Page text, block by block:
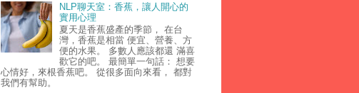
NLP聊天室：香蕉，讓人開心的
實用心理
夏天是香蕉盛產的季節， 在台
灣，香蕉是相當 便宜、營養、方
便的水果。 多數人應該都還 滿喜
歡它的吧。 最簡單一句話： 想要
心情好，來根香蕉吧。 從很多面向來看， 都對
我們有幫助。